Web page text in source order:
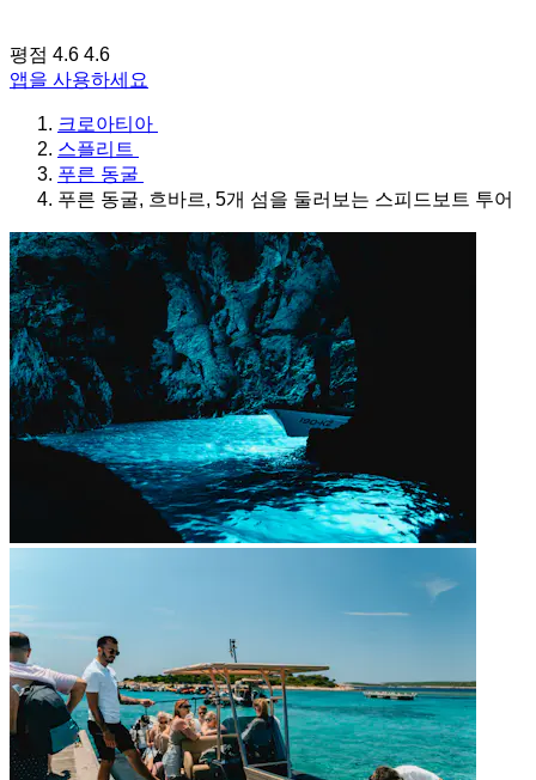
평점 4.6 4.6
앱을 사용하세요
크로아티아
스플리트
푸른 동굴
푸른 동굴, 흐바르, 5개 섬을 둘러보는 스피드보트 투어